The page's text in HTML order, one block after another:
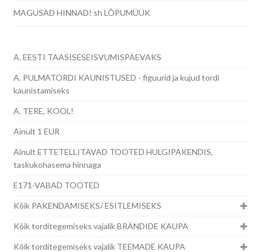
MAGUSAD HINNAD! sh LÕPUMÜÜK
A. EESTI TAASISESEISVUMISPÄEVAKS
A. PULMATORDI KAUNISTUSED - figuurid ja kujud tordi
kaunistamiseks
A. TERE, KOOL!
Ainult 1 EUR
Ainult ETTETELLITAVAD TOOTED HULGIPAKENDIS,
taskukohasema hinnaga
E171-VABAD TOOTED
Kõik PAKENDAMISEKS/ ESITLEMISEKS
Kõik torditegemiseks vajalik BRÄNDIDE KAUPA
Kõik torditegemiseks vajalik TEEMADE KAUPA